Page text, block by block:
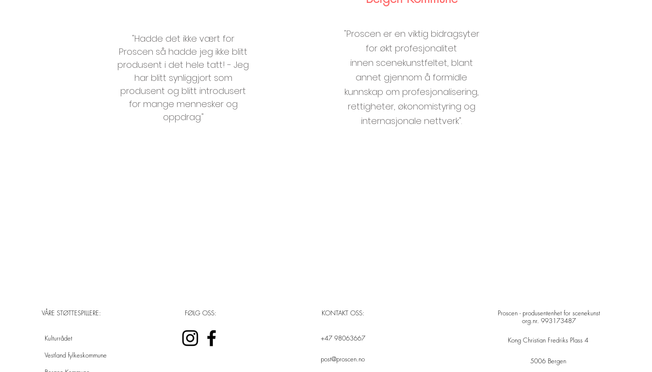
"Hadde det ikke vært for
Proscen så hadde jeg ikke blitt
produsent i det hele tatt! - Jeg
har blitt synliggjort som
produsent og blitt introdusert
for mange mennesker og
oppdrag."
"Proscen er en viktig bidragsyter
for økt profesjonalitet
innen scenekunstfeltet, blant
annet gjennom å formidle
kunnskap om profesjonalisering,
rettigheter, økonomistyring og
internasjonale nettverk".
VÅRE STØTTESPILLERE: FØLG OSS:
Kulturrådet
Vestland fylkeskommune
+47 98063667
post@proscen.no
KONTAKT OSS:
Proscen - produsentenhet for scenekunst
org.nr. 993173487
Kong Christian Fredriks Plass 4
5006 Bergen